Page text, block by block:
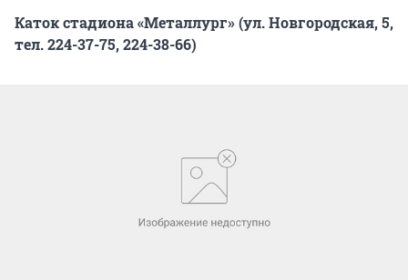
Каток стадиона «Металлург» (ул. Новгородская, 5,
тел. 224-37-75, 224-38-66)